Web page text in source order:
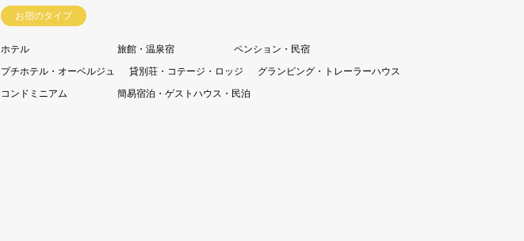
お宿のタイプ
ホテル 旅館・温泉宿
ペンション・民宿
プチホテル・オーベルジュ
貸別荘・コテージ・ロッジ
グランピング・トレーラーハウス
コンドミニアム
簡易宿泊・ゲストハウス・民泊